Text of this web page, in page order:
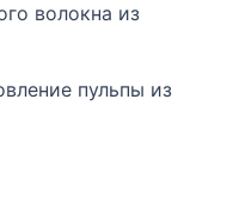
волокна из
пульпы из